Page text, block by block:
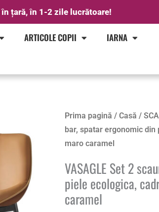
țară, în 1-2 zile lucrătoare!
ARTICOLE COPII
IARNA
Prima pagină /Casă /
bar, spatar ergonomic
maro caramel
VASAGLE Set 2
piele ecologica,
caramel